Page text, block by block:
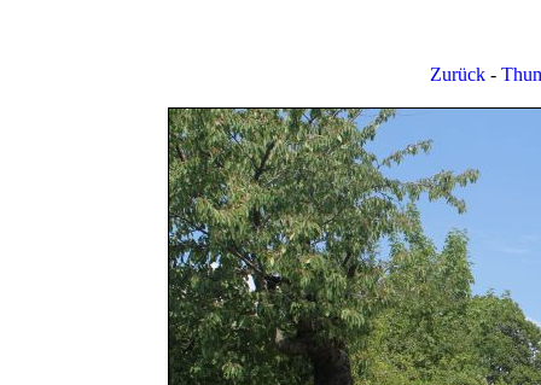
Zurück-